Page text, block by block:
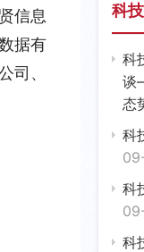
信息
据有
司、
科
科
谈
态
科
科
科